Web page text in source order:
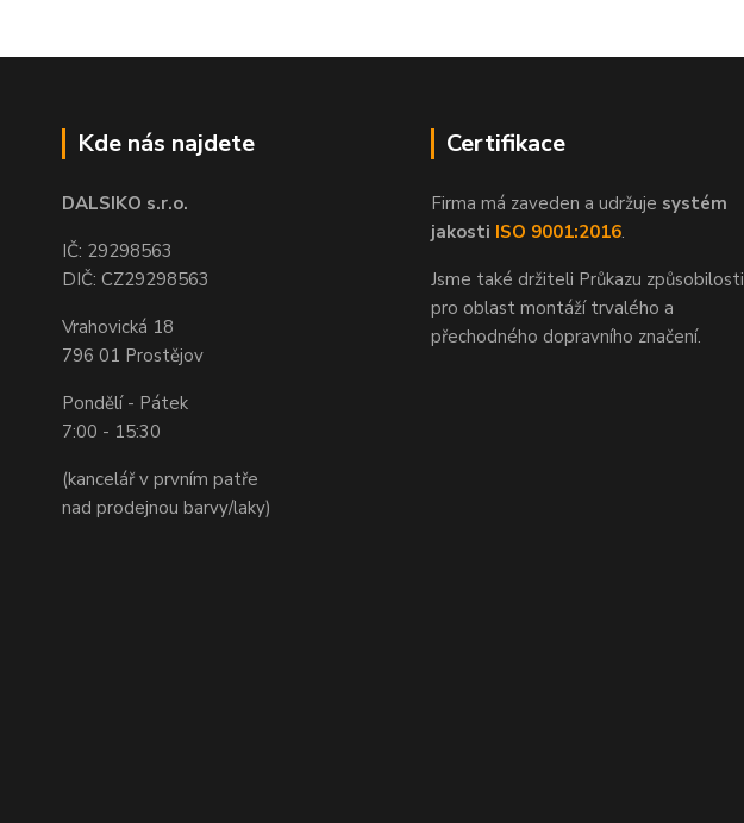
Kde nás najdete
DALSIKO s.r.o.
IČ: 29298563
DIČ: CZ29298563
Vrahovická 18
796 01 Prostějov
Pondělí - Pátek
7:00 - 15:30
(kancelář v prvním patře
nad prodejnou barvy/laky)
Certifikace
Firma má zaveden a udržuje systém
jakosti ISO 9001:2016.
Jsme také držiteli Průkazu způsobilosti
pro oblast montáží trvalého a
přechodného dopravního značení.